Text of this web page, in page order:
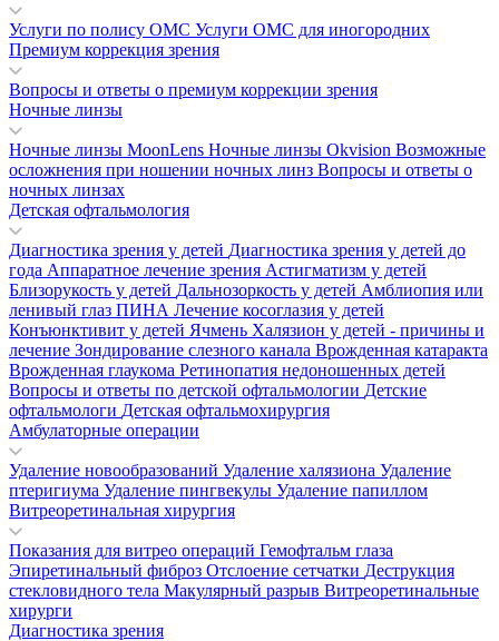
Услуги по полису ОМС Услуги ОМС для иногородних
Премиум коррекция зрения
Вопросы и ответы о премиум коррекции зрения
Ночные линзы
Ночные линзы MoonLens Ночные линзы Okvision Возможные
осложнения при ношении ночных линз Вопросы и ответы о
ночных линзах
Детская офтальмология
Диагностика зрения у детей Диагностика зрения у детей до
года Аппаратное лечение зрения Астигматизм у детей
Близорукость у детей Дальнозоркость у детей Амблиопия или
ленивый глаз ПИНА Лечение косоглазия у детей
Конъюнктивит у детей Ячмень Халязион у детей - причины и
лечение Зондирование слезного канала Врожденная катаракта
Врожденная глаукома Ретинопатия недоношенных детей
Вопросы и ответы по детской офтальмологии Детские
офтальмологи Детская офтальмохирургия
Амбулаторные операции
Удаление новообразований Удаление халязиона Удаление
птеригиума Удаление пингвекулы Удаление папиллом
Витреоретинальная хирургия
Показания для витрео операций Гемофтальм глаза
Эпиретинальный фиброз Отслоение сетчатки Деструкция
стекловидного тела Макулярный разрыв Витреоретинальные
хирурги
Диагностика зрения